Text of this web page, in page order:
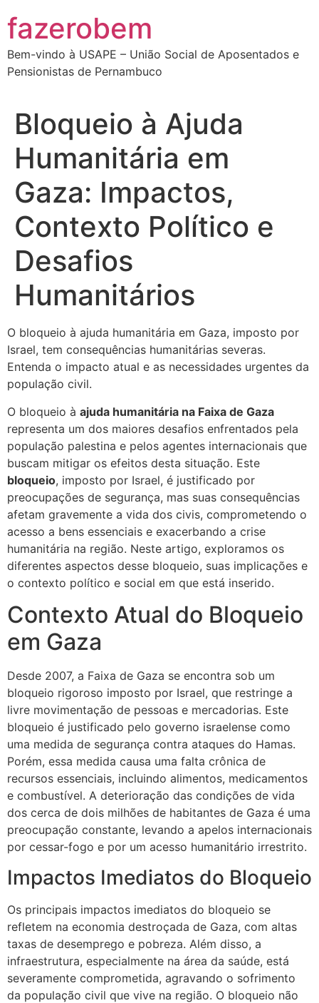
para
conteúdo
fazerobem
Bem-vindo à USAPE – União Social de Aposentados e
Pensionistas de Pernambuco
Bloqueio à Ajuda
Humanitária em
Gaza: Impactos,
Contexto Político e
Desafios
Humanitários
O bloqueio à ajuda humanitária em Gaza, imposto por
Israel, tem consequências humanitárias severas.
Entenda o impacto atual e as necessidades urgentes da
população civil.
O bloqueio à ajuda humanitária na Faixa de Gaza
representa um dos maiores desafios enfrentados pela
população palestina e pelos agentes internacionais que
buscam mitigar os efeitos desta situação. Este
bloqueio, imposto por Israel, é justificado por
preocupações de segurança, mas suas consequências
afetam gravemente a vida dos civis, comprometendo o
acesso a bens essenciais e exacerbando a crise
humanitária na região. Neste artigo, exploramos os
diferentes aspectos desse bloqueio, suas implicações e
o contexto político e social em que está inserido.
Contexto Atual do Bloqueio
em Gaza
Desde 2007, a Faixa de Gaza se encontra sob um
bloqueio rigoroso imposto por Israel, que restringe a
livre movimentação de pessoas e mercadorias. Este
bloqueio é justificado pelo governo israelense como
uma medida de segurança contra ataques do Hamas.
Porém, essa medida causa uma falta crônica de
recursos essenciais, incluindo alimentos, medicamentos
e combustível. A deterioração das condições de vida
dos cerca de dois milhões de habitantes de Gaza é uma
preocupação constante, levando a apelos internacionais
por cessar-fogo e por um acesso humanitário irrestrito.
Impactos Imediatos do Bloqueio
Os principais impactos imediatos do bloqueio se
refletem na economia destroçada de Gaza, com altas
taxas de desemprego e pobreza. Além disso, a
infraestrutura, especialmente na área da saúde, está
severamente comprometida, agravando o sofrimento
da população civil que vive na região. O bloqueio não